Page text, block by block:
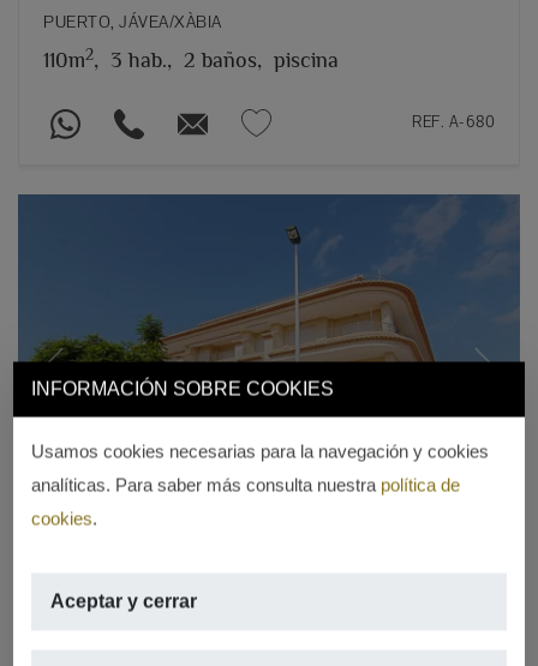
INFORMACIÓN SOBRE COOKIES
Usamos cookies necesarias para la navegación y cookies
analíticas. Para saber más consulta nuestra política de
cookies.
Aceptar y cerrar
PUERTO, JÁVEA/XÀBIA
110m2, 3 hab., 2 baños, piscina
REF. A-680
Previous
En el mejor lugar de Jávea – en el